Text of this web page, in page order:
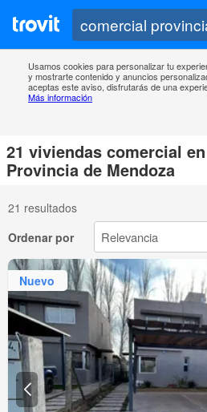
Usamos cookies para personalizar tu
y mostrarte contenido y anuncios
aceptas este aviso, disfrutarás de una
Más información
21 viviendas comercial
Provincia de Mendoza
21 resultados
Ordenar por
Nuevo